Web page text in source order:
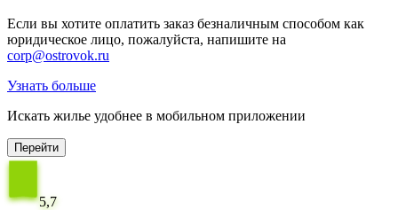
Если вы хотите оплатить заказ безналичным способом как
юридическое лицо, пожалуйста, напишите на
corp@ostrovok.ru
Узнать больше
Искать жилье удобнее в мобильном приложении
Перейти
5,7